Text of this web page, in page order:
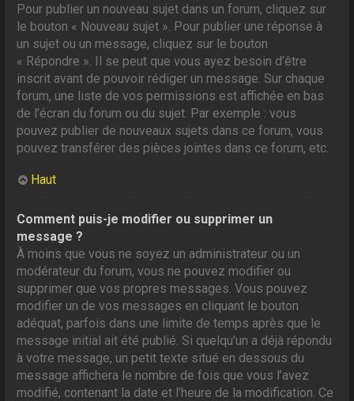
Pour publier un nouveau sujet dans un forum, cliquez sur
le bouton « Nouveau sujet ». Pour publier une réponse à
un sujet ou un message, cliquez sur le bouton
« Répondre ». Il se peut que vous ayez besoin d’être
inscrit avant de pouvoir rédiger un message. Sur chaque
forum, une liste de vos permissions est affichée en bas
de l’écran du forum ou du sujet. Par exemple : vous
pouvez publier de nouveaux sujets dans ce forum, vous
pouvez transférer des pièces jointes dans ce forum, etc.
Haut
Comment puis-je modifier ou supprimer un
message ?
À moins que vous ne soyez un administrateur ou un
modérateur du forum, vous ne pouvez modifier ou
supprimer que vos propres messages. Vous pouvez
modifier un de vos messages en cliquant le bouton
adéquat, parfois dans une limite de temps après que le
message initial ait été publié. Si quelqu’un a déjà répondu
à votre message, un petit texte situé en dessous du
message affichera le nombre de fois que vous l’avez
modifié, contenant la date et l’heure de la modification. Ce